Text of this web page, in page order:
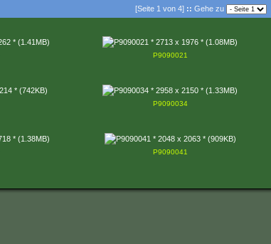
[Seite 1 von 4] :: Gehe zu
P9090021
P9090034
P9090041